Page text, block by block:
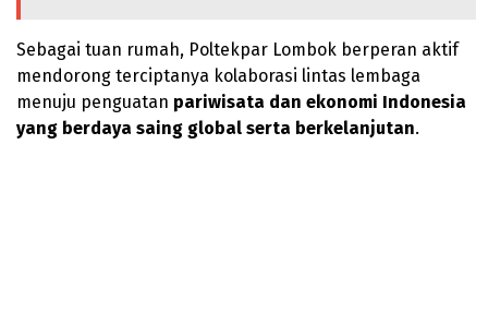
Sebagai tuan rumah, Poltekpar Lombok berperan aktif
mendorong terciptanya kolaborasi lintas lembaga
menuju penguatan pariwisata dan ekonomi Indonesia
yang berdaya saing global serta berkelanjutan.